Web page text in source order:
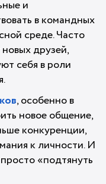
и
в командных
среде. Часто
друзей,
себя в роли
, особенно в
новое общение,
конкуренции,
к личности. И
«подтянуть